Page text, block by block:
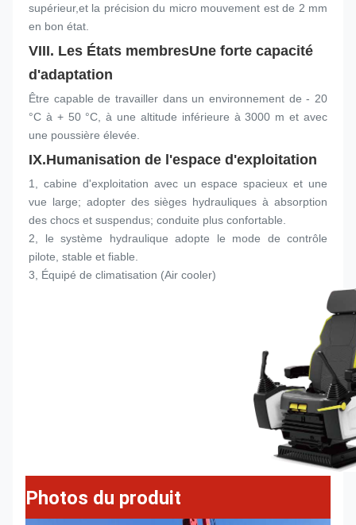
supérieur,et la précision du micro mouvement est de 2 mm
en bon état.
VIII. Les États membresUne forte capacité
d'adaptation
Être capable de travailler dans un environnement de - 20
°C à + 50 °C, à une altitude inférieure à 3000 m et avec
une poussière élevée.
IX.Humanisation de l'espace d'exploitation
1, cabine d'exploitation avec un espace spacieux et une
vue large; adopter des sièges hydrauliques à absorption
des chocs et suspendus; conduite plus confortable.
2, le système hydraulique adopte le mode de contrôle
pilote, stable et fiable.
3, Équipé de climatisation (Air cooler)
Photos du produit